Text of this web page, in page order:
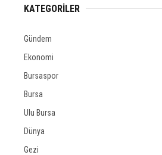
KATEGORİLER
Gündem
Ekonomi
Bursaspor
Bursa
Ulu Bursa
Dünya
Gezi